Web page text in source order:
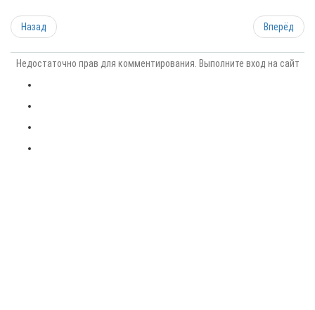
Назад Вперёд
Недостаточно прав для комментирования. Выполните вход на сайт